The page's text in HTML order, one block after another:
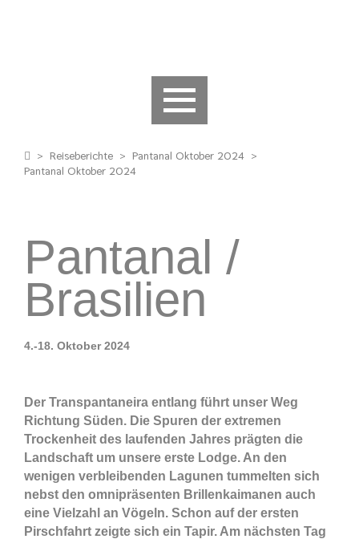
> Reiseberichte > Pantanal Oktober 2024 >
Pantanal Oktober 2024
Pantanal /
Brasilien
4.-18. Oktober 2024
Der Transpantaneira entlang führt unser Weg
Richtung Süden. Die Spuren der extremen
Trockenheit des laufenden Jahres prägten die
Landschaft um unsere erste Lodge. An den
wenigen verbleibenden Lagunen tummelten sich
nebst den omnipräsenten Brillenkaimanen auch
eine Vielzahl an Vögeln. Schon auf der ersten
Pirschfahrt zeigte sich ein Tapir. Am nächsten Tag